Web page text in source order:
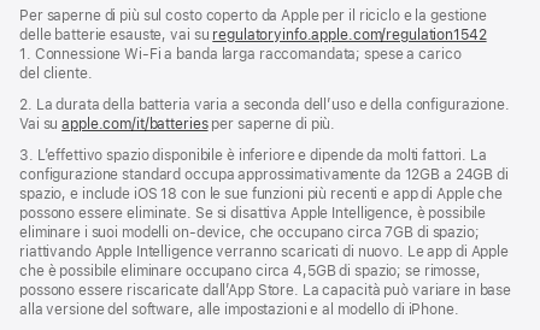
di
pagina
a
piè
di
Per saperne di più sul costo coperto da Apple per il riciclo e la gestione
delle batterie esauste, vai su regulatoryinfo.apple.com/regulation1542(si
1. Connessione Wi‑Fi a banda larga raccomandata; spese a carico
del cliente.
2. La durata della batteria varia a seconda dell’uso e della configurazione.
Vai suapple.com/it/batteriesper saperne di più.
3. L’effettivo spazio disponibile è inferiore e dipende da molti fattori. La
configurazione standard occupa approssimativamente da 12GB a 24GB di
spazio, e include iOS 18 con le sue funzioni più recenti e app di Apple che
possono essere eliminate. Se si disattiva Apple Intelligence, è possibile
eliminare i suoi modelli on‑device, che occupano circa 7GB di spazio;
riattivando Apple Intelligence verranno scaricati di nuovo. Le app di Apple
che è possibile eliminare occupano circa 4,5GB di spazio; se rimosse,
possono essere riscaricate dall’App Store. La capacità può variare in base
alla versione del software, alle impostazioni e al modello di iPhone.